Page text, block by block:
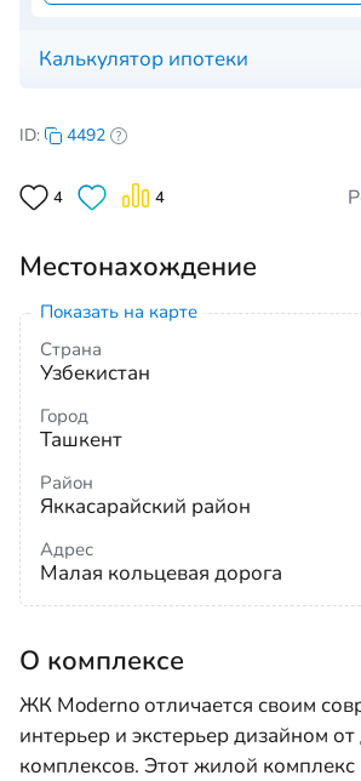
Калькулятор ипотеки
ID: 4492
4 4
Местонахождение
Показать на карте
Страна
Узбекистан
Город
Ташкент
Район
Яккасарайский район
Адрес
Малая кольцевая дорога
О комплексе
ЖК Moderno отличается своим
интерьер и экстерьер дизайном от
комплексов. Этот жилой